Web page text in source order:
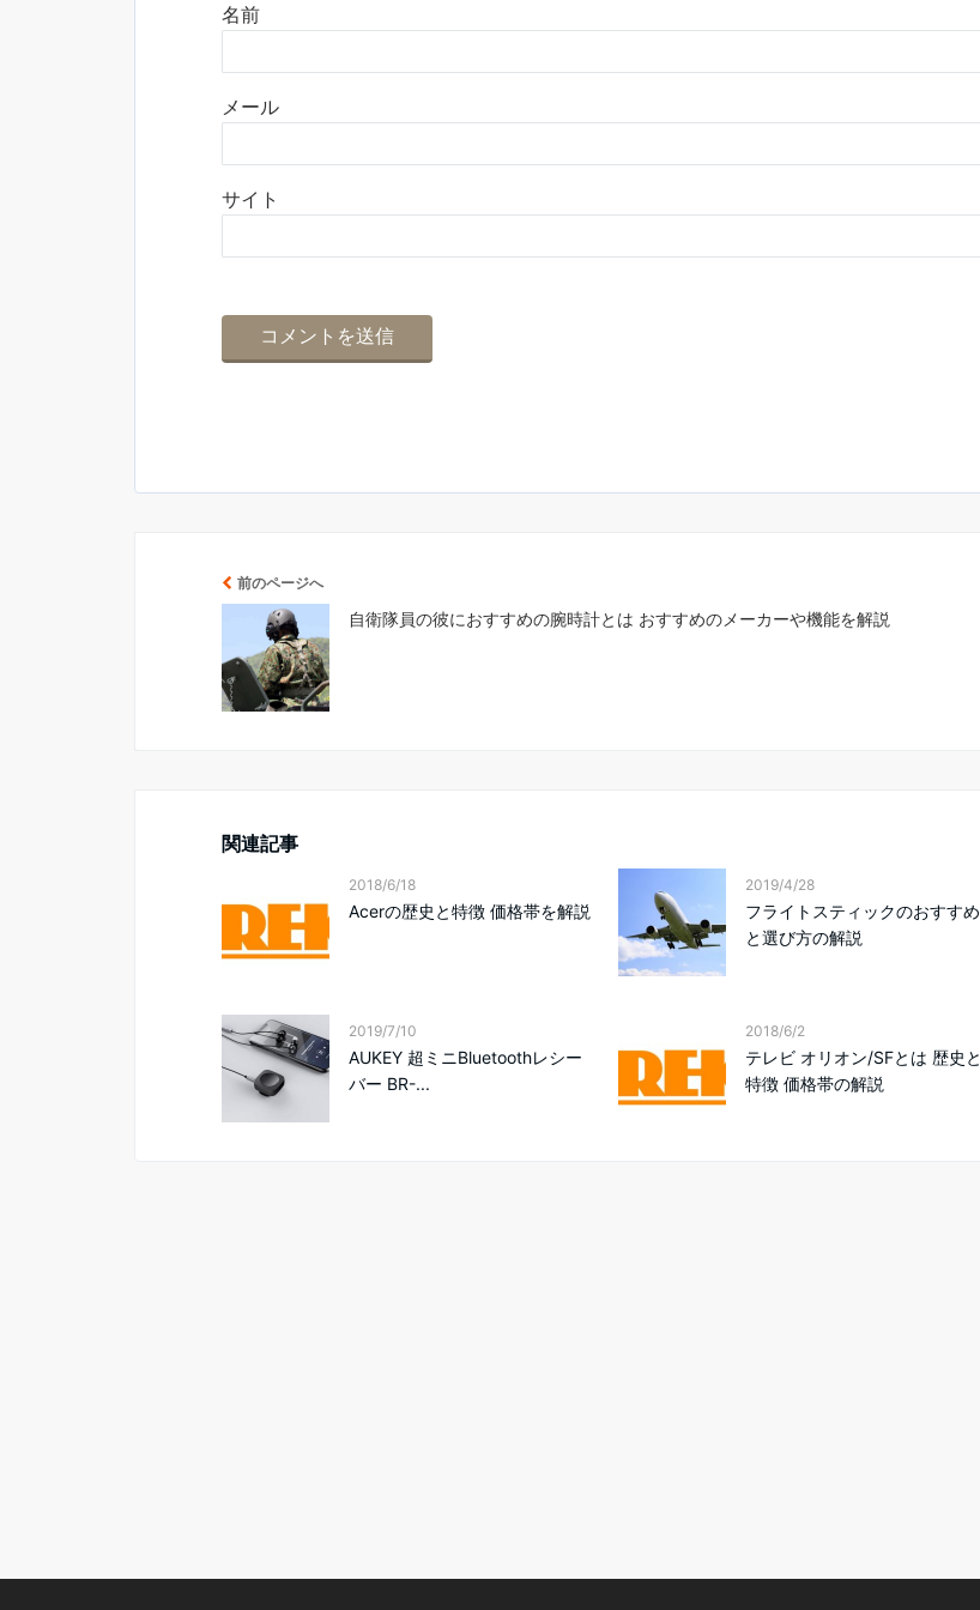
名前
メール
サイト
前のページへ
自衛隊員の彼におすすめの腕時計とは おすすめのメーカーや機能を解説
関連記事
2018/6/18
Acerの歴史と特徴 価格帯を解説
2019/4/28
フライトスティックのおすすめ
と選び方の解説
2019/7/10
AUKEY 超ミニBluetoothレシー
バー BR-...
2018/6/2
テレビ オリオン/SFとは 歴史と
特徴 価格帯の解説